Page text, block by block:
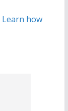
Learn how